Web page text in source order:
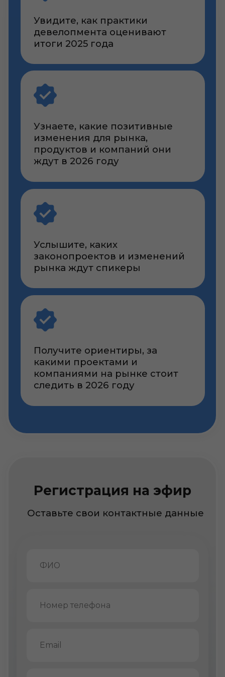
данных
рекламных сообщений
электронной почте, посредством
СМС-сообщений
Оставить заявку
Заполнив форму,Вы попадете в
Телеграм-бот, нажмите там START
При возникновении сложностей с
регистрацией напишите менеджеру
Алёне:+7 952 177-31-79
Наши контакты
Телефоны:
+7 (952) 177-31-79
info@development-school.com
developmentschoolrus
dev_of_changes
Консалтинг
Мероприятия
Бизнес-туры
База знаний